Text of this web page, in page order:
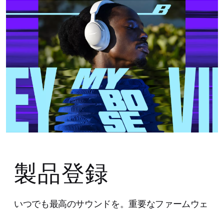
製品登録
いつでも最高のサウンドを。重要なファームウェ